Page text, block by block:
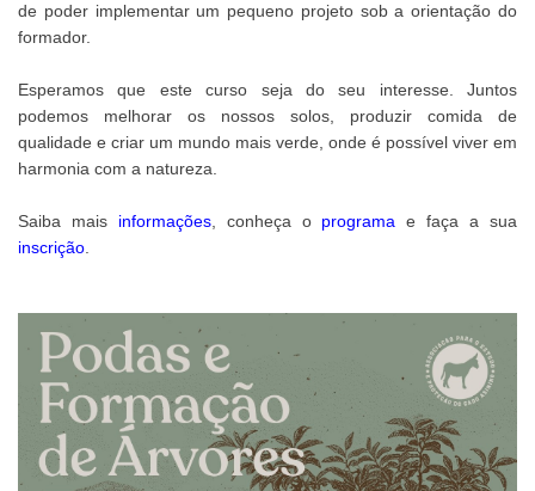
de poder implementar um pequeno projeto sob a orientação do
formador.
Esperamos que este curso seja do seu interesse. Juntos
podemos melhorar os nossos solos, produzir comida de
qualidade e criar um mundo mais verde, onde é possível viver em
harmonia com a natureza.
Saiba mais informações, conheça o programa e faça a sua
inscrição